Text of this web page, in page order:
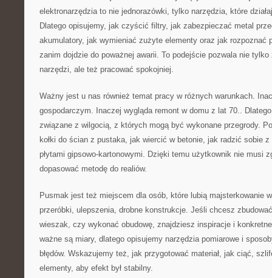
elektronarzędzia to nie jednorazówki, tylko narzędzia, które
Dlatego opisujemy, jak czyścić filtry, jak zabezpieczać metal
akumulatory, jak wymieniać zużyte elementy oraz jak rozpoznać
zanim dojdzie do poważnej awarii. To podejście pozwala nie
narzędzi, ale też pracować spokojniej.
Ważny jest u nas również temat pracy w różnych warunkach.
gospodarczym. Inaczej wygląda remont w domu z lat 70..
związane z wilgocią, z których mogą być wykonane przegrody.
kołki do ścian z pustaka, jak wiercić w betonie, jak radzić sobie z
płytami gipsowo-kartonowymi. Dzięki temu użytkownik nie musi
dopasować metodę do realiów.
Pusmak jest też miejscem dla osób, które lubią majsterkowanie
przeróbki, ulepszenia, drobne konstrukcje. Jeśli chcesz
wieszak, czy wykonać obudowę, znajdziesz inspiracje i
ważne są miary, dlatego opisujemy narzędzia pomiarowe i
błędów. Wskazujemy też, jak przygotować materiał, jak ciąć,
elementy, aby efekt był stabilny.